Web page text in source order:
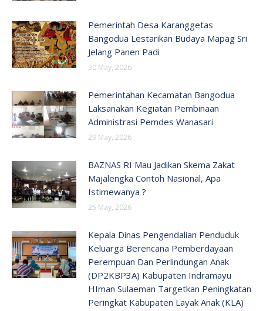
Pemerintah Desa Karanggetas
Bangodua Lestarikan Budaya Mapag Sri
Jelang Panen Padi
30 May, 2026
Pemerintahan Kecamatan Bangodua
Laksanakan Kegiatan Pembinaan
Administrasi Pemdes Wanasari
29 May, 2026
BAZNAS RI Mau Jadikan Skema Zakat
Majalengka Contoh Nasional, Apa
Istimewanya ?
25 May, 2026
Kepala Dinas Pengendalian Penduduk
Keluarga Berencana Pemberdayaan
Perempuan Dan Perlindungan Anak
(DP2KBP3A) Kabupaten Indramayu
HIman Sulaeman Targetkan Peningkatan
Peringkat Kabupaten Layak Anak (KLA)